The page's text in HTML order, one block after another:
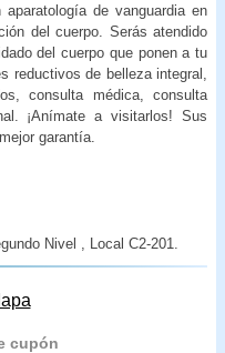
de vanguardia en
del cuerpo. Serás atendido
del cuerpo que ponen a tu
reductivos de belleza integral,
consulta médica, consulta
¡Anímate a visitarlos! Sus
garantía.
Nivel , Local C2-201.
cupón